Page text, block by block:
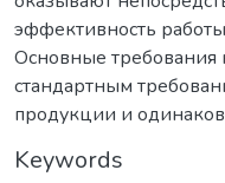
эффективность
Основные требования
стандартным
продукции и
Keywords